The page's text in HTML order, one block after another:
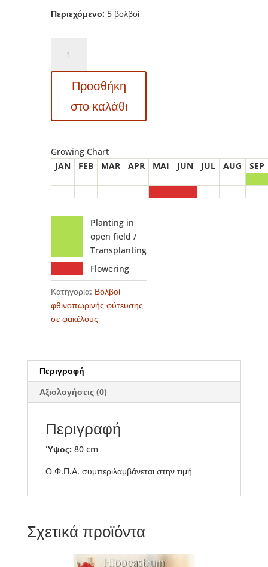
Περιεχόμενο: 5 βολβοί
Allium
-
Αλλιουμ
ποσότητα
Προσθήκη
στο καλάθι
Growing Chart
JAN
FEB MAR APR MAI JUN JUL AUG SEP
Planting in
open field /
Transplanting
Flowering
Κατηγορία: Βολβοί
φθινοπωρινής φύτευσης
σε φακέλους
Περιγραφή
Αξιολογήσεις (0)
Περιγραφή
Ύψος: 80 cm
Ο Φ.Π.Α. συμπεριλαμβάνεται στην τιμή
Σχετικά προϊόντα